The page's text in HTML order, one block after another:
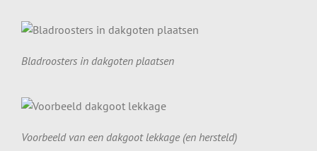
Bladroosters in dakgoten plaatsen
Voorbeeld van een dakgoot lekkage (en hersteld)